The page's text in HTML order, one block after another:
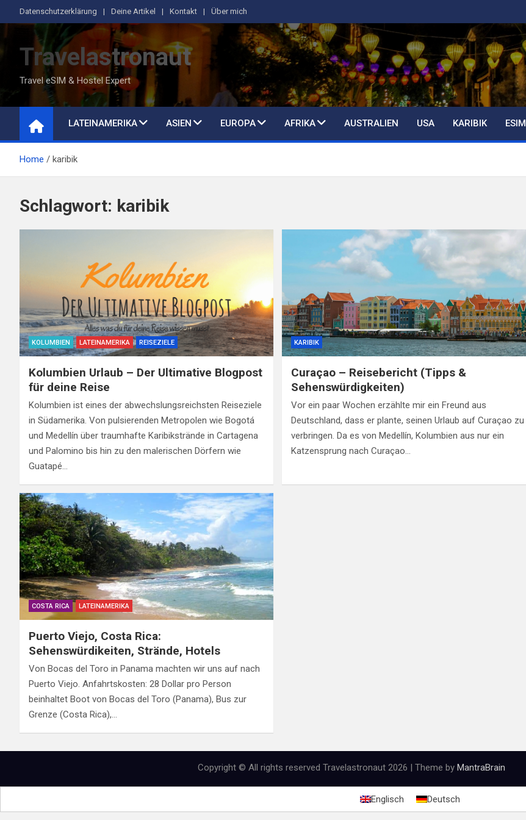
to
content
Datenschutzerklärung Deine Artikel Kontakt Über mich
Travelastronaut
Travel eSIM & Hostel Expert
LATEINAMERIKA ASIEN EUROPA AFRIKA AUSTRALIEN USA KARIBIK ESIM
Home karibik
Schlagwort: karibik
KOLUMBIEN LATEINAMERIKA REISEZIELE
Kolumbien Urlaub – Der Ultimative Blogpost
für deine Reise
Kolumbien ist eines der abwechslungsreichsten Reiseziele
in Südamerika. Von pulsierenden Metropolen wie Bogotá
und Medellín über traumhafte Karibikstrände in Cartagena
und Palomino bis hin zu den malerischen Dörfern wie
Guatapé…
KARIBIK
Curaçao – Reisebericht (Tipps &
Sehenswürdigkeiten)
Vor ein paar Wochen erzählte mir ein Freund aus
Deutschland, dass er plante, seinen Urlaub auf Curaçao zu
verbringen. Da es von Medellín, Kolumbien aus nur ein
Katzensprung nach Curaçao…
COSTA RICA LATEINAMERIKA
Puerto Viejo, Costa Rica:
Sehenswürdikeiten, Strände, Hotels
Von Bocas del Toro in Panama machten wir uns auf nach
Puerto Viejo. Anfahrtskosten: 28 Dollar pro Person
beinhaltet Boot von Bocas del Toro (Panama), Bus zur
Grenze (Costa Rica),…
Copyright © All rights reserved Travelastronaut 2026 | Theme by MantraBrain
Englisch Deutsch